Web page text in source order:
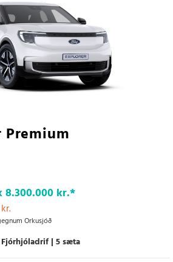
8.300.000 kr.*
Orkusjóð
Fjórhjóladrif 5 sæta